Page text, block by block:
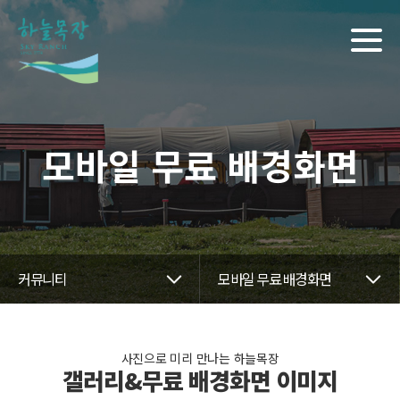
모바일 무료 배경화면
커뮤니티 모바일 무료 배경화면
사진으로 미리 만나는 하늘목장
갤러리&무료 배경화면 이미지